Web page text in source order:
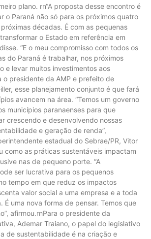
plano. rn“A proposta desse encontro é
o Paraná não só para os próximos quatro
décadas. É com as pequenas
o Estado em referência em
“E o meu compromisso com todos os
do Paraná é trabalhar, nos próximos
e levar muitos investimentos aos
o presidente da AMP e prefeito de
esse planejamento conjunto é que fará
avancem na área. “Temos um governo
municípios paranaenses para que
crescendo e desenvolvendo nossas
e geração de renda”,
estadual do Sebrae/PR, Vitor
como as práticas sustentáveis impactam
nas de pequeno porte. “A
ser lucrativa para os pequenos
tempo em que reduz os impactos
valor social a uma empresa e a toda
É uma nova forma de pensar. Temos que
afirmou.rnPara o presidente da
Ademar Traiano, o papel do legislativo
de sustentabilidade é na criação e